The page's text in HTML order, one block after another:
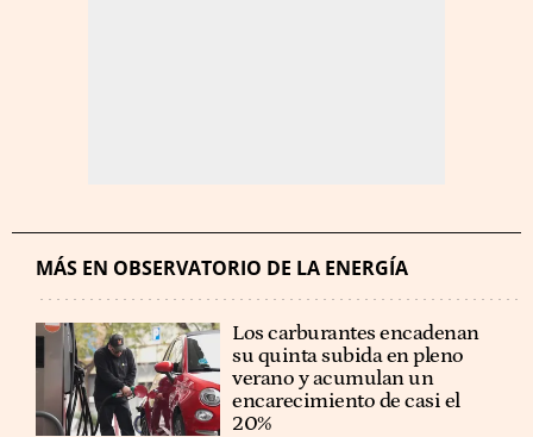
MÁS EN OBSERVATORIO DE LA ENERGÍA
Los carburantes encadenan
su quinta subida en pleno
verano y acumulan un
encarecimiento de casi el
20%